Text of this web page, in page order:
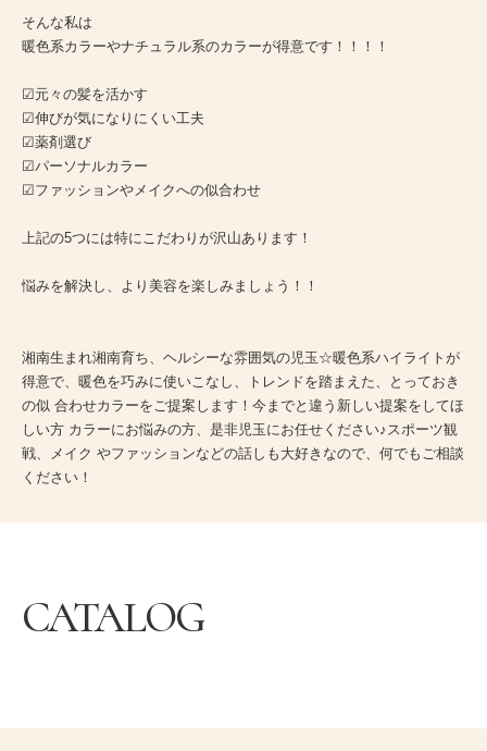
そんな私は
暖色系カラーやナチュラル系のカラーが得意です！！！！
☑︎元々の髪を活かす
☑︎伸びが気になりにくい工夫
☑︎薬剤選び
☑︎パーソナルカラー
☑︎ファッションやメイクへの似合わせ
上記の5つには特にこだわりが沢山あります！
悩みを解決し、より美容を楽しみましょう！！
湘南生まれ湘南育ち、ヘルシーな雰囲気の児玉☆暖色系ハイライトが
得意で、暖色を巧みに使いこなし、トレンドを踏まえた、とっておき
の似 合わせカラーをご提案します！今までと違う新しい提案をしてほ
しい方 カラーにお悩みの方、是非児玉にお任せください♪スポーツ観
戦、メイク やファッションなどの話しも大好きなので、何でもご相談
ください！
CATALOG